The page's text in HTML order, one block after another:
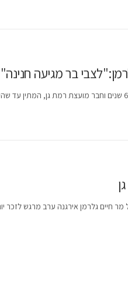
בר מגיעה חנינה"
גלרמן אירגנה ערב מרגש לזכר